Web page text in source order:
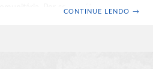
Por seu caráter
CONTINUE LENDO →